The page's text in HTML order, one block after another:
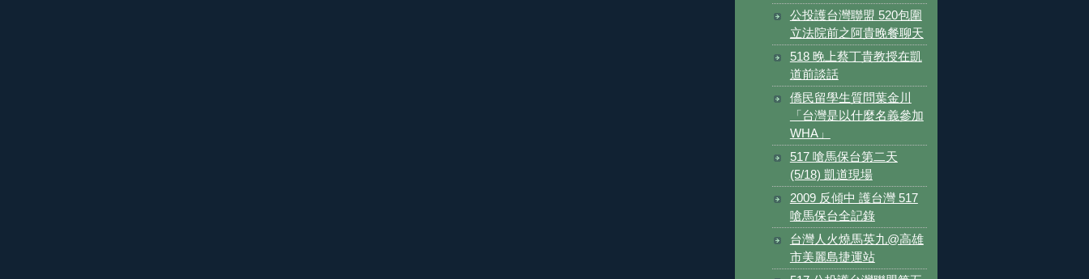
公投護台灣聯盟 520包圍
立法院前之阿貴晚餐聊天
518 晚上蔡丁貴教授在凱
道前談話
僑民留學生質問葉金川
「台灣是以什麼名義參加
WHA」
517 嗆馬保台第二天
(5/18) 凱道現場
2009 反傾中 護台灣 517
嗆馬保台全記錄
台灣人火燒馬英九@高雄
市美麗島捷運站